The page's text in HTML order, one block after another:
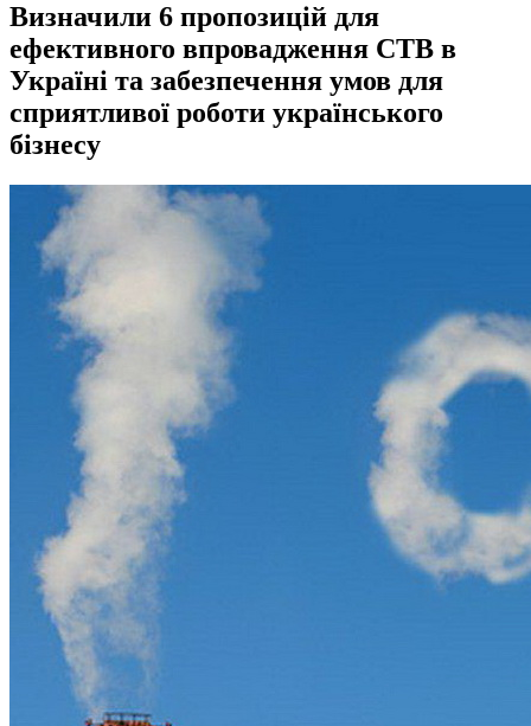
Визначили 6 пропозицій для
ефективного впровадження СТВ в
Україні та забезпечення умов для
сприятливої роботи українського
бізнесу